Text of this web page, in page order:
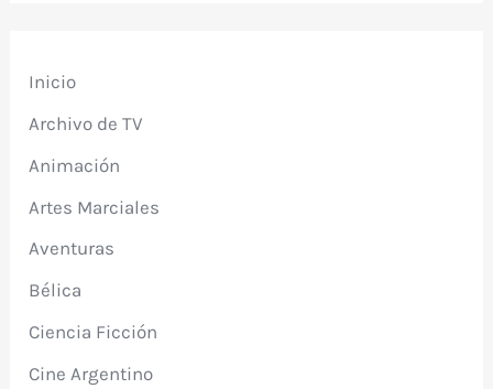
Inicio
Archivo de TV
Animación
Artes Marciales
Aventuras
Bélica
Ciencia Ficción
Cine Argentino